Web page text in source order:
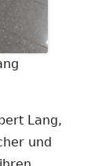
Lang,
und